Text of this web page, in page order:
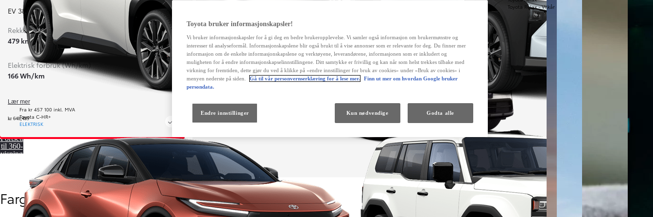
Fra kr 457 100 inkl. MVA
Fra kr 538 000 inkl. MVA
Toyota C-HR+
ELEKTRISK
Land Cruiser
DIESEL
Toyota Relax - Vilkår
EV 380 hk,Automatgir
Rekkevidde kombinert WLTP (km)
479 km
Elektrisk forbruk (Wh/km)
166 Wh/km
Lær mer
kr 648,499
Fortsett
til 360-
visning
Farger
Toyota bruker informasjonskapsler!
Vi bruker informasjonskapsler for å gi deg en bedre brukeropplevelse. Vi samler også informasjon om brukermønstre og
interesser til analyseformål. Informasjonskapslene blir også brukt til å vise annonser som er relevante for deg. Du finner mer
informasjon om de enkelte informasjonskapslene og verktøyene, leverandørene, informasjonen som er inkludert og
muligheten for å endre informasjonskapselinnstillingene. Ditt samtykke er frivillig og kan når som helst trekkes tilbake med
virkning for fremtiden, dette gjør du ved å klikke på «endre innstillinger for bruk av cookies» under «Bruk av cookies» i
menyen nederste på siden.
Gå til vår personvernserklæring for å lese mer.
Finn ut mer om hvordan Google bruker
persondata.
Endre innstillinger Kun nødvendige Godta alle